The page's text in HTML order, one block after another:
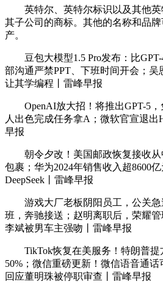
英特尔、英特尔标识以及其他英
其子公司的商标。其他的名称和品
产。
豆包大模型1.5 Pro发布：比GPT-
部沟通严禁PPT、下班时间开会；吴
让其学编程丨雷峰早报
OpenAI放大招！将推出GPT-5，
人出色完成任务拿A；微软官宣退出
早报
朝令夕改！美国邮政恢复接收从
包裹；华为2024年销售收入超8600
DeepSeek丨雷峰早报
游戏大厂老板阴阳员工，公关急
班，奔驰接送；赵明离职后，荣耀
李斌被男车主强吻丨雷峰早报
TikTok恢复在美服务！特朗普提
50%；微信重磅更新！微信语音通
回应董明珠被停职审查丨雷峰早报